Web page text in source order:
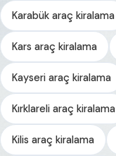
Karabük araç kiralama
Kars araç kiralama
Kayseri araç kiralama
Kırklareli araç kiralama
Kilis araç kiralama